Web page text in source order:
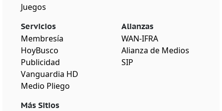
Juegos
Servicios
Membresía
HoyBusco
Publicidad
Vanguardia HD
Medio Pliego
Más Sitios
Alianzas
WAN-IFRA
Alianza de Medios
SIP